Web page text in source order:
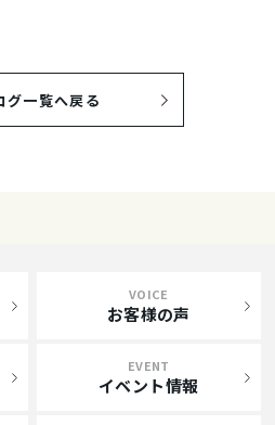
グ一覧へ戻る
VOICE
お客様の声
EVENT
イベント情報